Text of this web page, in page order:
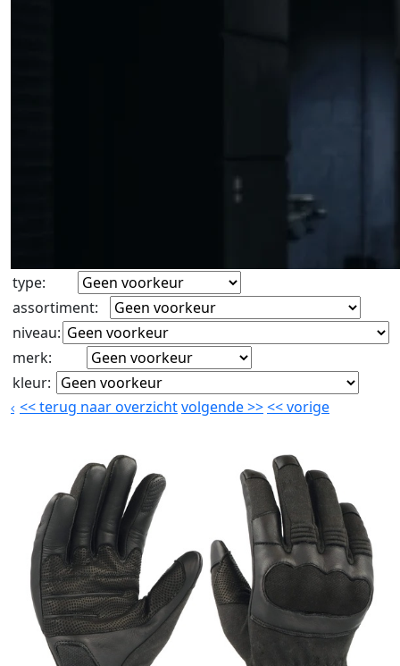
type:
assortiment:
niveau:
merk:
kleur:
<<terug naar overzichtvolgende>><<vorige